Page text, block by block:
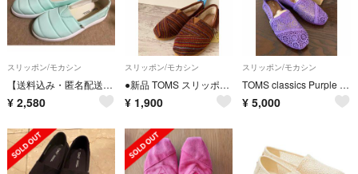
スリッポン/モカシン
【送料込み・匿名配送】TOMS シューズ W6 （22.5cm相当）
¥ 2,580
スリッポン/モカシン
●新品 TOMS スリッポンシューズ ボア 22cm 袋付●
¥ 1,900
スリッポン/モカシン
TOMS classics Purple Crochet
¥ 5,000